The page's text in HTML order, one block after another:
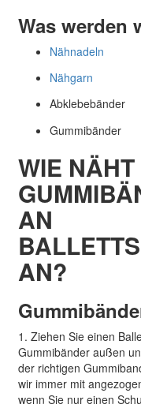
Was werden
Nähnadeln
Nähgarn
Abklebebänder
Gummibänder
WIE
AN
AN?
1. Ziehen Sie einen
Gummibänder außen
der richtigen
wir immer mit
wenn Sie nur einen